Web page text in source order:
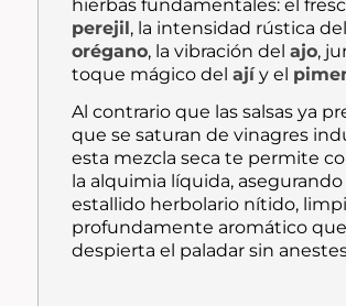
hierbas fundamentales: el
perejil, la intensidad rústica del
orégano, la vibración delajo,
toque mágico delajíy el
Al contrario que las salsas ya
que se saturan de vinagres
esta mezcla seca te permite
la alquimia líquida,
estallido herbolario nítido,
profundamente aromático que
despierta el paladar sin